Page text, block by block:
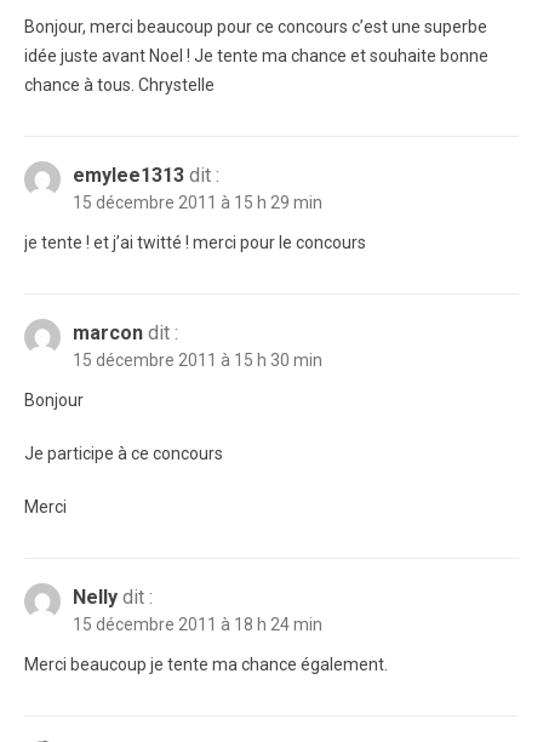
Bonjour, merci beaucoup pour ce concours c’est une superbe
idée juste avant Noel ! Je tente ma chance et souhaite bonne
chance à tous. Chrystelle
emylee1313 dit :
15 décembre 2011 à 15 h 29 min
je tente ! et j’ai twitté ! merci pour le concours
marcon dit :
15 décembre 2011 à 15 h 30 min
Bonjour
Je participe à ce concours
Merci
Nelly dit :
15 décembre 2011 à 18 h 24 min
Merci beaucoup je tente ma chance également.